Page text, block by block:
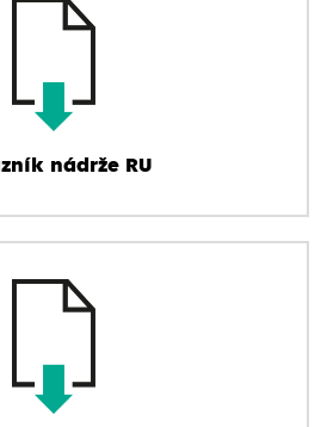
nádrže RU